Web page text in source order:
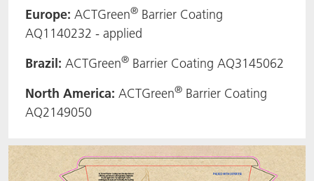
Europe: ACTGreen® Barrier Coating
AQ1140232 - applied
Brazil: ACTGreen® Barrier Coating AQ3145062
North America: ACTGreen® Barrier Coating
AQ2149050